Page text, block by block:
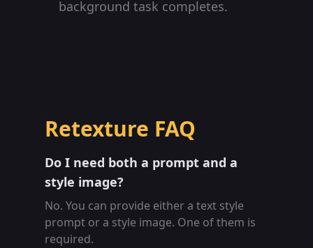
background task completes.
Retexture FAQ
Do I need both a prompt and a
style image?
No. You can provide either a text style
prompt or a style image. One of them is
required.